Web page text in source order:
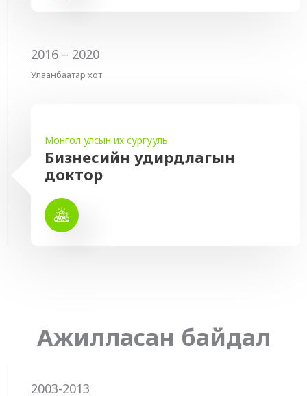
Монгол улсын их сургууль
Бизнесийн удирдлагын
доктор
2016 – 2020
Улаанбаатар хот
Ажилласан байдал
2003-2013